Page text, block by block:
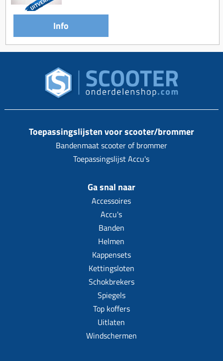
Info
Toepassingslijsten voor scooter/brommer
Bandenmaat scooter of brommer
Toepassingslijst Accu's
Ga snal naar
Accessoires
Accu's
Banden
Helmen
Kappensets
Kettingsloten
Schokbrekers
Spiegels
Top koffers
Uitlaten
Windschermen